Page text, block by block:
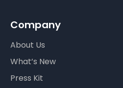
Company
About Us
What’s New
Press Kit